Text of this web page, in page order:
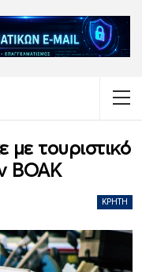
με τουριστικό
ΒΟΑΚ
ΚΡΉΤΗ